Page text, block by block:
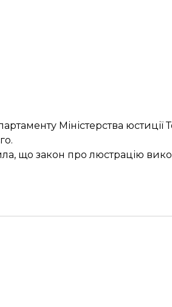
Міністерства юстиції
що закон про люстрацію